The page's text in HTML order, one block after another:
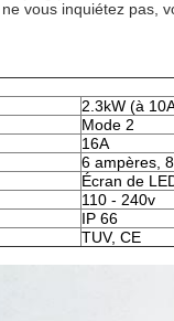
vous inquiétez pas,
2.3kW (à
Mode 2
16A
6 ampères,
Écran de
110 - 240v
IP 66
TUV, CE